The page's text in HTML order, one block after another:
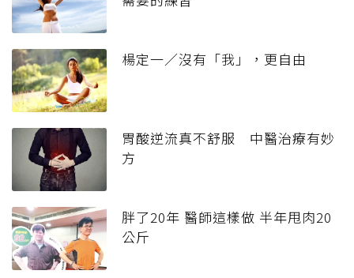
楊定一／沒有「我」，更自由
胃酸逆流真不舒服 中醫治療有妙
方
胖了20年 醫師這樣做 半年甩肉20
公斤